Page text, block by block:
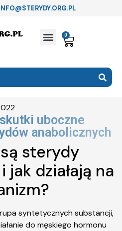
0
uboczne
anabolicznych
sterydy
jak działają na
syntetycznych substancji,
do męskiego hormonu